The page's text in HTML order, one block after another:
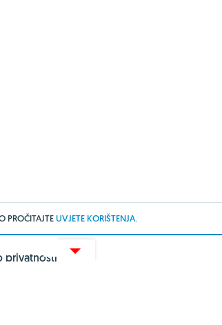
PROČITAJTEUVJETE KORIŠTENJA.
privatnosti